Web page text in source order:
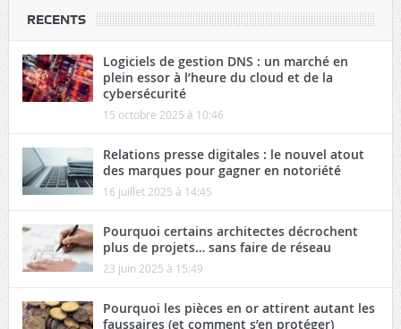
RECENTS
Logiciels de gestion DNS : un marché en
plein essor à l’heure du cloud et de la
cybersécurité
15 octobre 2025 à 10:46
Relations presse digitales : le nouvel atout
des marques pour gagner en notoriété
16 juillet 2025 à 14:45
Pourquoi certains architectes décrochent
plus de projets… sans faire de réseau
23 juin 2025 à 15:49
Pourquoi les pièces en or attirent autant les
faussaires (et comment s’en protéger)